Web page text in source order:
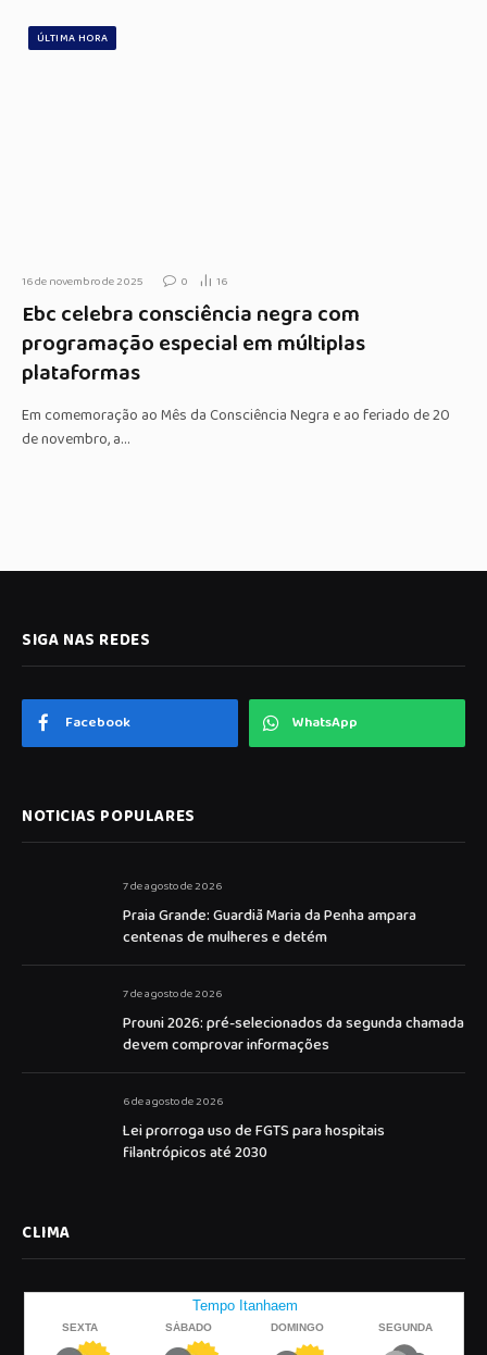
ÚLTIMA HORA
16 de novembro de 2025 0 16
Ebc celebra consciência negra com
programação especial em múltiplas
plataformas
Em comemoração ao Mês da Consciência Negra e ao feriado de 20
de novembro, a…
SIGA NAS REDES
Facebook WhatsApp
NOTICIAS POPULARES
7 de agosto de 2026
Praia Grande: Guardiã Maria da Penha ampara
centenas de mulheres e detém
7 de agosto de 2026
Prouni 2026: pré-selecionados da segunda chamada
devem comprovar informações
6 de agosto de 2026
Lei prorroga uso de FGTS para hospitais
filantrópicos até 2030
CLIMA